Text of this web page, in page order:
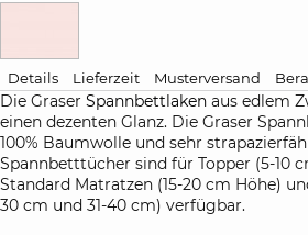
Details Lieferzeit Musterversand
Die Graser Spannbettlaken aus edlem
einen dezenten Glanz. Die Graser
100% Baumwolle und sehr
Spannbetttücher sind für Topper (5-10
Standard Matratzen (15-20 cm Höhe)
30 cm und 31-40 cm) verfügbar.